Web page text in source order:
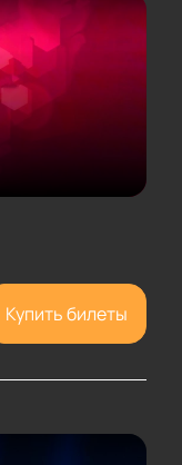
Купить билеты